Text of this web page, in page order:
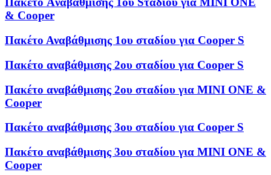
& Cooper
Πακέτο Αναβάθμισης 1ου σταδίου για Cooper S
Πακέτο αναβάθμισης 2ου σταδίου για Cooper S
Πακέτο αναβάθμισης 2ου σταδίου για MINI ONE &
Cooper
Πακέτο αναβάθμισης 3ου σταδίου για Cooper S
Πακέτο αναβάθμισης 3ου σταδίου για MINI ONE &
Cooper